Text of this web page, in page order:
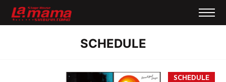
SCHEDULE